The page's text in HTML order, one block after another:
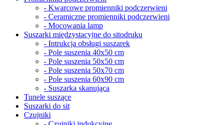
- Kwarcowe promienniki podczerwieni
- Ceramiczne promienniki podczerwieni
- Mocowania lamp
Suszarki międzystacyjne do sitodruku
- Intrukcja obsługi suszarek
- Pole suszenia 40x50 cm
- Pole suszenia 50x50 cm
- Pole suszenia 50x70 cm
- Pole suszenia 60x90 cm
- Suszarka skanująca
Tunele suszące
Suszarki do sit
Czujniki